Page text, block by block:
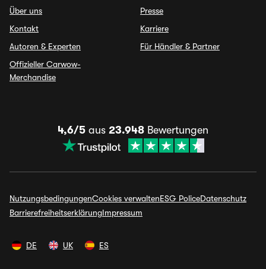
Über uns
Kontakt
Autoren & Experten
Offizieller Carwow-
Merchandise
Presse
Karriere
Für Händler & Partner
4,6/5 aus 23.948 Bewertungen
NutzungsbedingungenCookies verwaltenESG PoliceDatenschutz
BarrierefreiheitserklärungImpressum
DE UK ES